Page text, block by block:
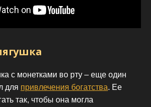
с монетками во рту – еще один
для привлечения богатства. Ее
так, чтобы она могла